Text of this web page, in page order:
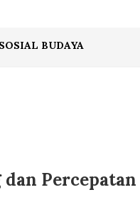
SOSIAL BUDAYA
Percepatan